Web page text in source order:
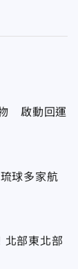
啟動回運
球多家航
北部東北部